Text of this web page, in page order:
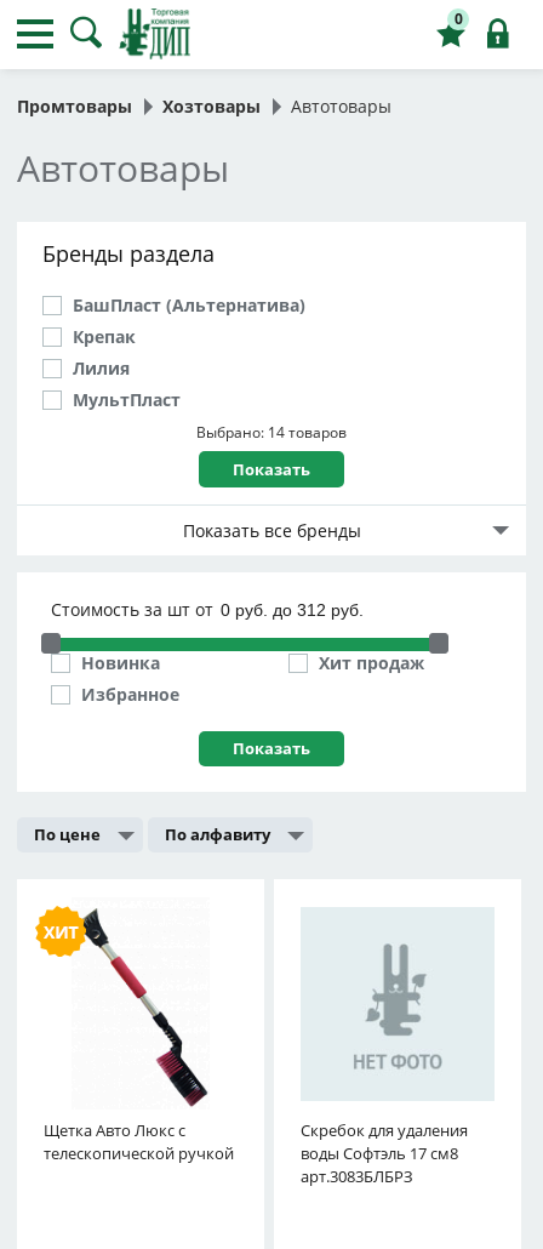
0
Промтовары Хозтовары Автотовары
Автотовары
Бренды раздела
БашПласт (Альтернатива)
Крепак
Лилия
МультПласт
Пластик РепабликВыбрано: 14 товаров
Показать все бренды
Стоимость за шт от
Новинка
Избранное
Хит продаж
По цене По алфавиту
Щетка Авто Люкс с
телескопической ручкой
1 шт - Оптовая цена 312
Скребок для удаления
воды Софтэль 17 см8
арт.3083БЛБРЗ